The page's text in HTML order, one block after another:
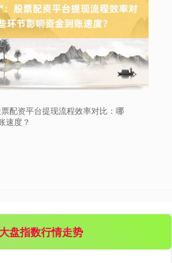
配资平台提现流程效率对比：哪
速度？
盘指数行情走势